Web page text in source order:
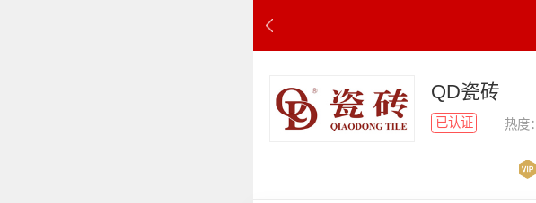
QD瓷砖
已认证 热度：